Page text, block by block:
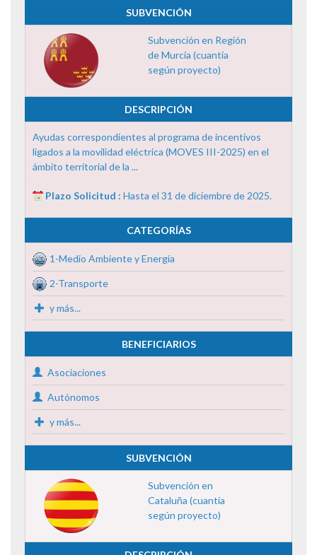
SUBVENCIÓN
Subvención en Región
de Murcia (cuantía
según proyecto)
DESCRIPCIÓN
Ayudas correspondientes al programa de incentivos
ligados a la movilidad eléctrica (MOVES III-2025) en el
ámbito territorial de la ...
Plazo Solicitud : Hasta el 31 de diciembre de 2025.
CATEGORÍAS
1-Medio Ambiente y Energía
2-Transporte
y más...
BENEFICIARIOS
Asociaciones
Autónomos
y más...
SUBVENCIÓN
Subvención en
Cataluña (cuantía
según proyecto)